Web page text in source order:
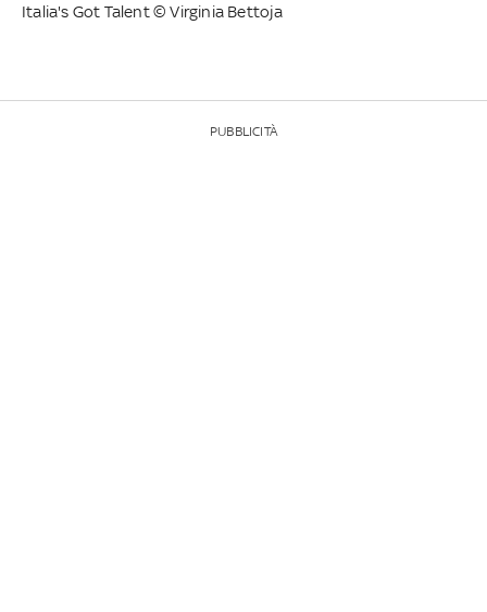
Italia's Got Talent © Virginia Bettoja
PUBBLICITÀ